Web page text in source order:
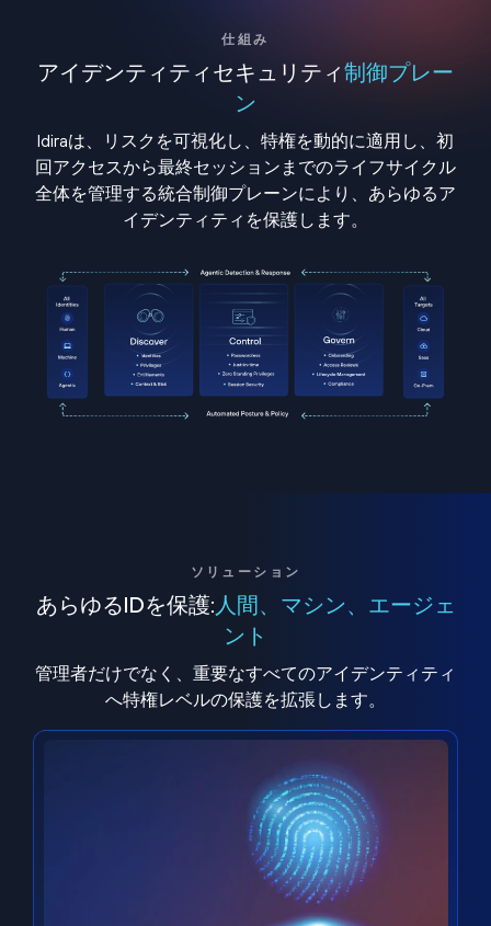
仕組み
アイデンティティセキュリティ制御プレー
ン
Idiraは、リスクを可視化し、特権を動的に適用し、初
回アクセスから最終セッションまでのライフサイクル
全体を管理する統合制御プレーンにより、あらゆるア
イデンティティを保護します。
ソリューション
あらゆるIDを保護: 人間、マシン、エージェ
ント
管理者だけでなく、重要なすべてのアイデンティティ
へ特権レベルの保護を拡張します。